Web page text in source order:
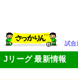
試合
Jリーグ 最新情報